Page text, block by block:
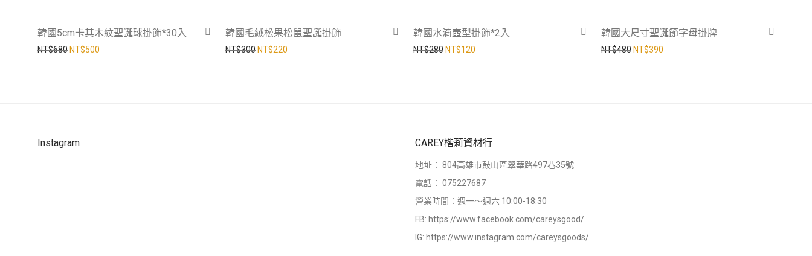
-
韓國5cm卡其木紋聖誕球掛飾*30入
NT$680原始價格：NT$680。
NT$500
韓國毛絨松果松鼠聖誕掛飾
NT$300原始價格：NT$300。
NT$220
韓國水滴壺型掛飾*2入
NT$280原始價格：NT$280。
NT$120
韓國大尺寸聖誕節字母掛牌
NT$480原始價格：NT$480。
NT$390
Instagram CAREY楷莉資材行
地址： 804高雄市鼓山區翠華路497巷35號
電話： 075227687
營業時間：週一～週六 10:00-18:30
FB: https://www.facebook.com/careysgood/
IG: https://www.instagram.com/careysgoods/